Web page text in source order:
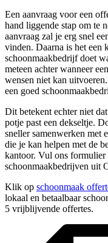
Een aanvraag voor een
hand liggende stap om te
aanvraag zal je erg snel
vinden. Daarna is het
schoonmaakbedrijf doet
meteen achter wanneer
wensen niet kan
een goed
Dit betekent echter niet
potje past een dekseltje.
sneller samenwerken met
die je kan helpen met de
kantoor. Vul ons
schoonmaakbedrijven uit
Klik op schoonmaak
lokaal en betaalbaar
5 vrijblijvende offertes.